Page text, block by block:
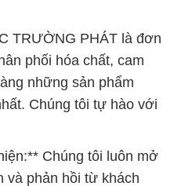
TRƯỜNG PHÁT là đơn
phối hóa chất, cam
những sản phẩm
Chúng tôi tự hào với
Chúng tôi luôn mở
và phản hồi từ khách